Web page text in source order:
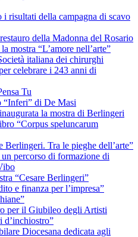
risultati della campagna di scavo
della Madonna del Rosario
mostra “L’amore nell’arte”
italiana dei chirurghi
celebrare i 243 anni di
Tu
di De Masi
la mostra di Berlingeri
“Corpus speluncarum
Tra le pieghe dell’arte”
percorso di formazione di
“Cesare Berlingeri”
e finanza per l’impresa”
per il Giubileo degli Artisti
Diocesana dedicata agli